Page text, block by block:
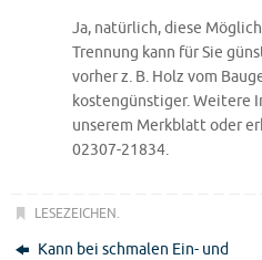
Ja, natürlich, diese
Trennung kann für Sie
vorher z. B. Holz vom
kostengünstiger. Weitere
unserem Merkblatt oder
02307-21834.
LESEZEICHEN.
Kann bei schmalen Ein- und